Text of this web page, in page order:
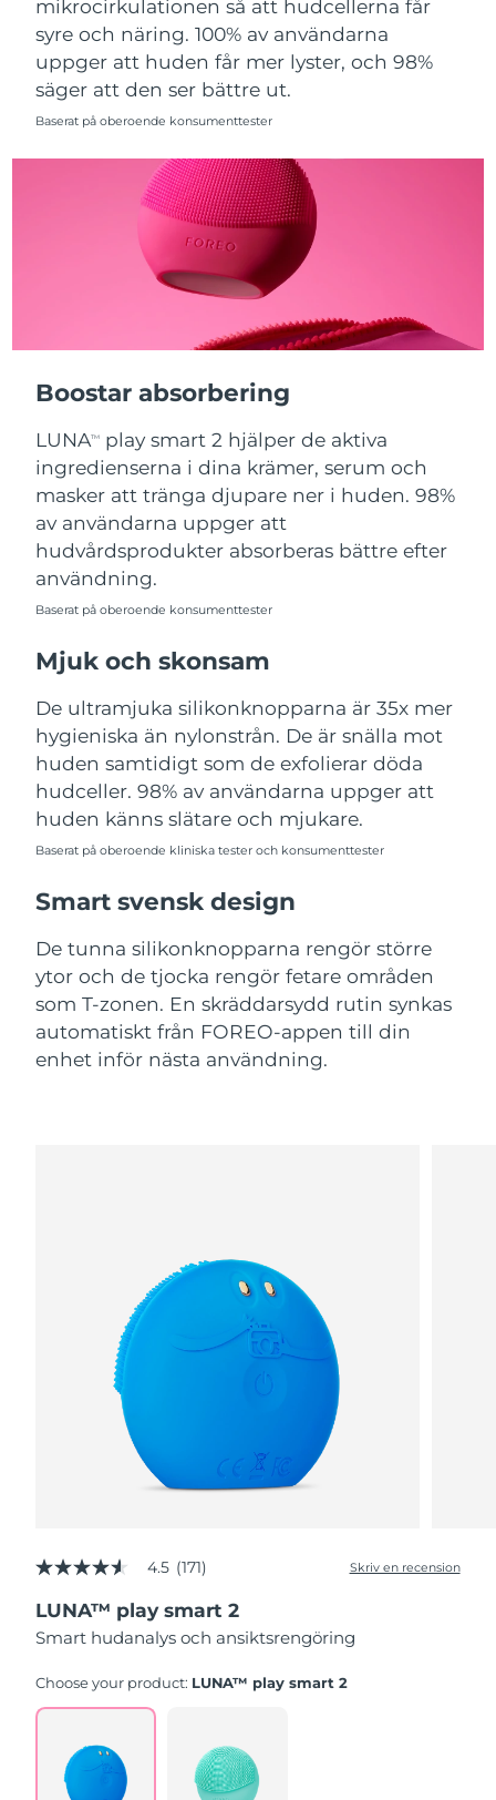
mikrocirkulationen så att hudcellerna får
syre och näring. 100% av användarna
uppger att huden får mer lyster, och 98%
säger att den ser bättre ut.
Baserat på oberoende konsumenttester
Boostar absorbering
LUNATM
play smart 2 hjälper de aktiva
ingredienserna i dina krämer, serum och
masker att tränga djupare ner i huden. 98%
av användarna uppger att
hudvårdsprodukter absorberas bättre efter
användning.
Baserat på oberoende konsumenttester
Mjuk och skonsam
De ultramjuka silikonknopparna är 35x mer
hygieniska än nylonstrån. De är snälla mot
huden samtidigt som de exfolierar döda
hudceller. 98% av användarna uppger att
huden känns slätare och mjukare.
Baserat på oberoende kliniska tester och konsumenttester
Smart svensk design
De tunna silikonknopparna rengör större
ytor och de tjocka rengör fetare områden
som T-zonen. En skräddarsydd rutin synkas
automatiskt från FOREO-appen till din
enhet inför nästa användning.
4.5
5
stjärnor,
genomsnittligt
Read
Reviews.
samma
sida.
4.5 (171) Skriv en recension
LUNA™ play smart 2
Smart hudanalys och ansiktsrengöring
Choose your product: LUNA™ play smart 2
Slovakien Förväntad leverans
Slovenien Förväntad leverans
Förväntad leverans
Förväntad leverans
Förväntad leverans
Thailand Förväntad leverans8/14/26
Turkiet Förväntad leverans
Förenade
Arabemiraten
Uzbekistan Förväntad leverans 8/15/26
Vietnam Förväntad leverans 8/16/26